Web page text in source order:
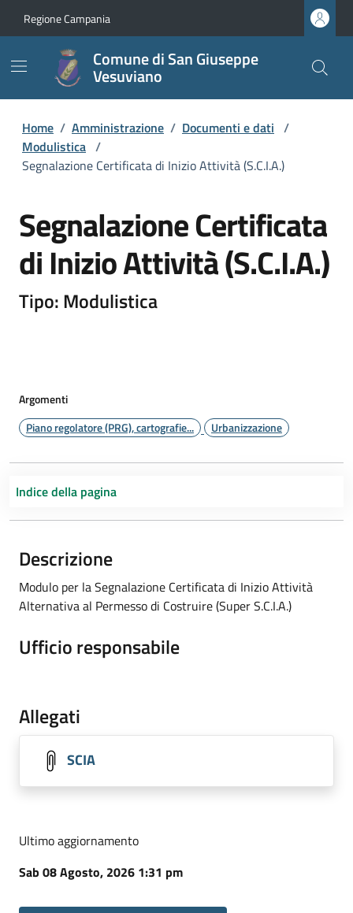
Regione Campania
Comune di San Giuseppe
Vesuviano
Home / Amministrazione / Documenti e dati /
Modulistica /
Segnalazione Certificata di Inizio Attività (S.C.I.A.)
Segnalazione Certificata
di Inizio Attività (S.C.I.A.)
Tipo: Modulistica
Argomenti
Piano regolatore (PRG), cartografie...
Urbanizzazione
Indice della pagina
Descrizione
Modulo per la Segnalazione Certificata di Inizio Attività
Alternativa al Permesso di Costruire (Super S.C.I.A.)
Ufficio responsabile
Allegati
SCIA
Ultimo aggiornamento
Sab 08 Agosto, 2026 1:31 pm